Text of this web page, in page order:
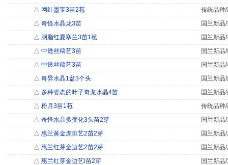
△ 网红墨宝3苗2苞
传统品种
△ 奇怪水晶龙3苗
国兰新品
△ 胭脂红夏寒兰3苗1苞
国兰新品
△ 中透丝稿艺3苗
国兰新品
△ 中透丝稿艺3苗
国兰新品
△ 奇异水晶1盆3个头
国兰新品
△ 多种姿态的叶子奇龙水晶4苗
国兰新品
△ 粉月3苗1苞
传统品种
△ 奇怪水晶多变化3头苗2芽
国兰新品
△ 惠兰黄金虎班艺2苗2芽
国兰新品
△ 惠兰红芽金边艺2苗2芽
国兰新品
△ 惠兰红芽金边艺l苗2芽
国兰新品